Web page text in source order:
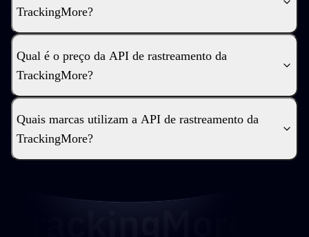
TrackingMore?
Qual é o preço da API de rastreamento da
TrackingMore?
Quais marcas utilizam a API de rastreamento da
TrackingMore?